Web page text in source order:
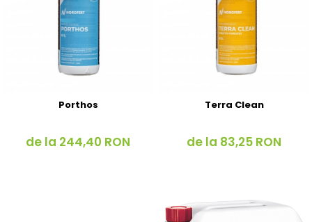
Porthos
de la 244,40 RON
Terra Clean
de la 83,25 RON